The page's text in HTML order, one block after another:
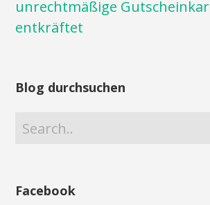
unrechtmäßige
entkräftet
Blog durchsuchen
Facebook